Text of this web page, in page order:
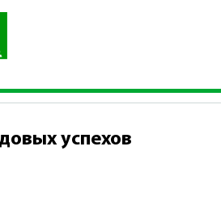
успехов
успехов